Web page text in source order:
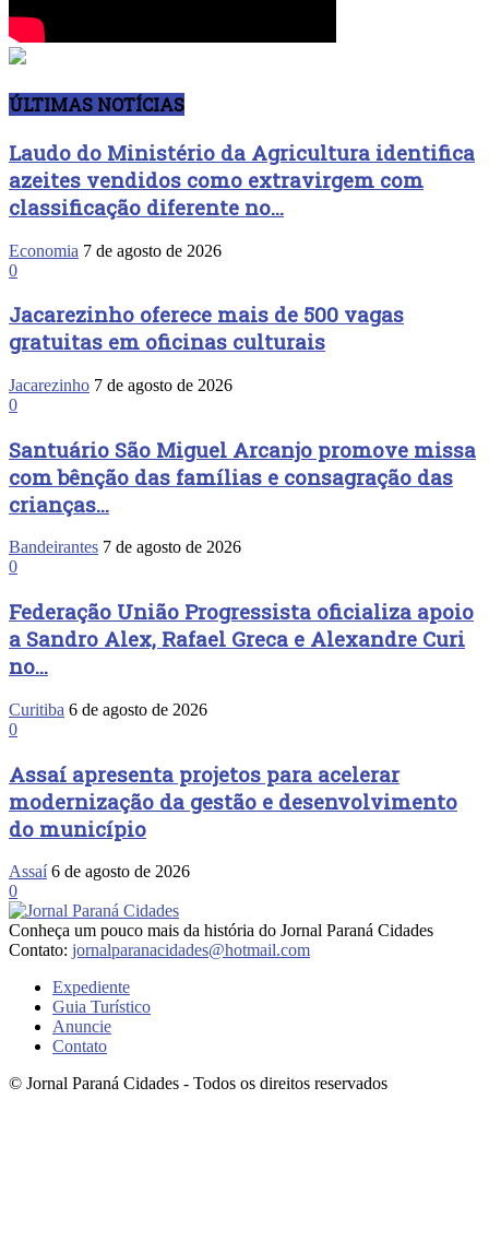
ÚLTIMAS NOTÍCIAS
Laudo do Ministério da Agricultura identifica
azeites vendidos como extravirgem com
classificação diferente no...
Economia 7 de agosto de 2026
0
Jacarezinho oferece mais de 500 vagas
gratuitas em oficinas culturais
Jacarezinho 7 de agosto de 2026
0
Santuário São Miguel Arcanjo promove missa
com bênção das famílias e consagração das
crianças...
Bandeirantes 7 de agosto de 2026
0
Federação União Progressista oficializa apoio
a Sandro Alex, Rafael Greca e Alexandre Curi
no...
Curitiba 6 de agosto de 2026
0
Assaí apresenta projetos para acelerar
modernização da gestão e desenvolvimento
do município
Assaí 6 de agosto de 2026
0
Conheça um pouco mais da história do Jornal Paraná Cidades
Contato: jornalparanacidades@hotmail.com
Expediente
Guia Turístico
Anuncie
Contato
© Jornal Paraná Cidades - Todos os direitos reservados